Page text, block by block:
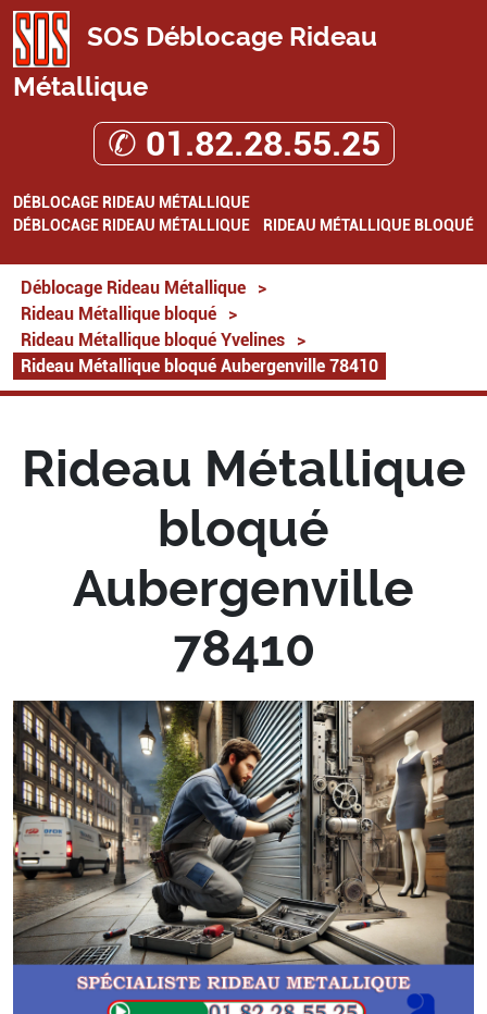
SOS Déblocage Rideau
Métallique
✆ 01.82.28.55.25
DÉBLOCAGE RIDEAU MÉTALLIQUE
DÉBLOCAGE RIDEAU MÉTALLIQUE
RIDEAU MÉTALLIQUE BLOQUÉ
Déblocage Rideau Métallique
>
Rideau Métallique bloqué
>
Rideau Métallique bloqué Yvelines
>
Rideau Métallique bloqué Aubergenville 78410
Rideau Métallique
bloqué
Aubergenville
78410